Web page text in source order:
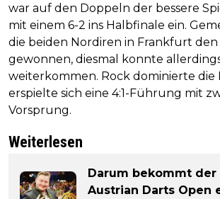
war auf den Doppeln der bessere
mit einem 6-2 ins Halbfinale ein.
die beiden Nordiren in Frankfurt den
gewonnen, diesmal konnte
weiterkommen. Rock dominierte die
erspielte sich eine 4:1-Führung mit
Vorsprung.
Weiterlesen
Darum bekommt
Austrian Darts Open